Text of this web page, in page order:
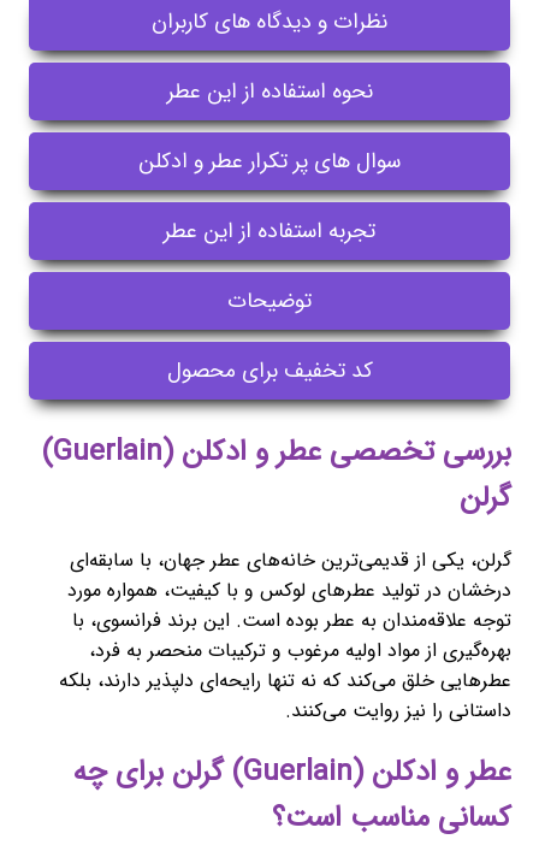
نظرات و دیدگاه های کاربران
نحوه استفاده از این عطر
سوال های پر تکرار عطر و ادکلن
تجربه استفاده از این عطر
توضیحات
کد تخفیف برای محصول
بررسی تخصصی عطر و ادکلن (Guerlain)
گرلن
گرلن، یکی از قدیمی‌ترین خانه‌های عطر جهان، با سابقه‌ای
درخشان در تولید عطرهای لوکس و با کیفیت، همواره مورد
توجه علاقه‌مندان به عطر بوده است. این برند فرانسوی، با
بهره‌گیری از مواد اولیه مرغوب و ترکیبات منحصر به فرد،
عطرهایی خلق می‌کند که نه تنها رایحه‌ای دلپذیر دارند، بلکه
داستانی را نیز روایت می‌کنند.
عطر و ادکلن (Guerlain) گرلن برای چه
کسانی مناسب است؟